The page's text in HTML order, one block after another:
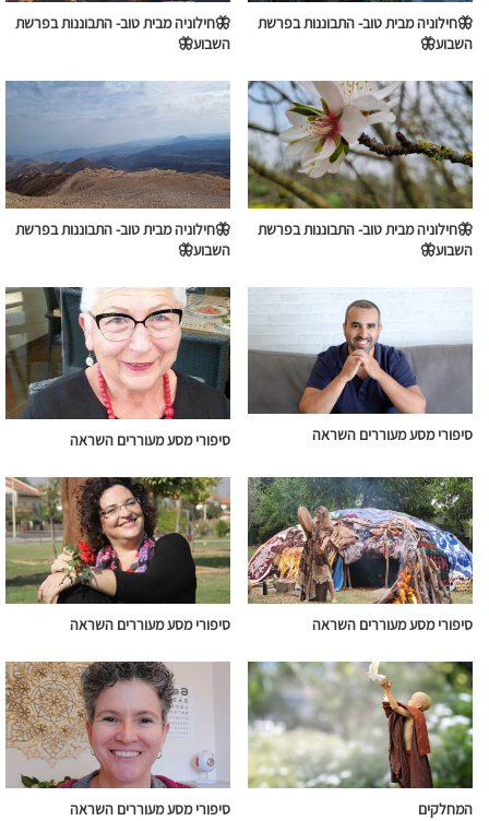
🦋חילוניה מבית טוב- התבוננות בפרשת
השבוע🦋
🦋חילוניה מבית טוב- התבוננות בפרשת
השבוע🦋
🦋חילוניה מבית טוב- התבוננות בפרשת
השבוע🦋
🦋חילוניה מבית טוב- התבוננות בפרשת
השבוע🦋
סיפורי מסע מעוררים השראה סיפורי מסע מעוררים השראה
סיפורי מסע מעוררים השראה סיפורי מסע מעוררים השראה
המחלקים סיפורי מסע מעוררים השראה